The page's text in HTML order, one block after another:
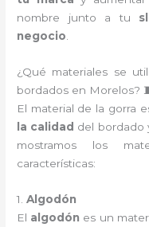
nombre junto a tu
negocio
¿Qué materiales se
bordados en Morelos?
El material de la gorra
la calidad del bordado
mostramos los
características:
1.Algodón
El algodón es un